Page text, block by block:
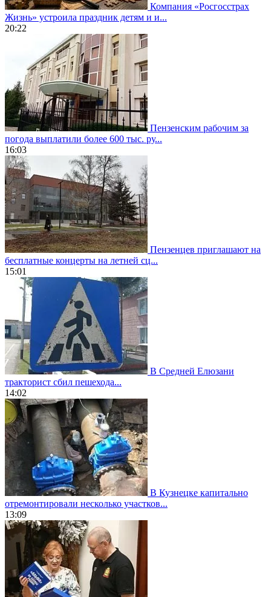
Компания «Росгосстрах
Жизнь» устроила праздник детям и и...
20:22
Пензенским рабочим за
погода выплатили более 600 тыс. ру...
16:03
Пензенцев приглашают на
бесплатные концерты на летней сц...
15:01
В Средней Елюзани
тракторист сбил пешехода...
14:02
В Кузнецке капитально
отремонтировали несколько участков...
13:09